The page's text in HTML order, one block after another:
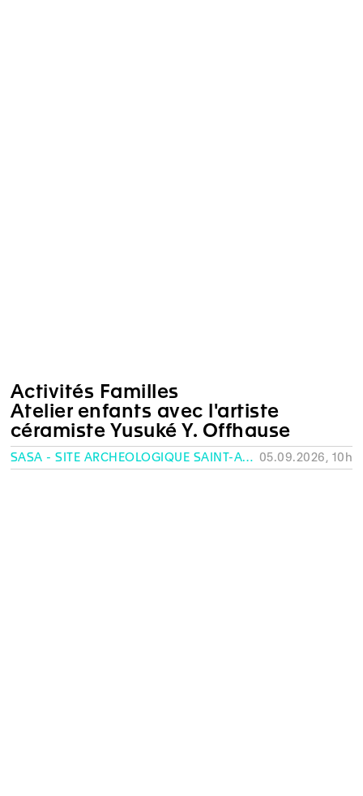
Activités Familles
Atelier enfants avec l'artiste
céramiste Yusuké Y. Offhause
SASA - SITE ARCHÉOLOGIQUE SAINT-ANTOINE, GENÈVE 05.09.2026, 10h